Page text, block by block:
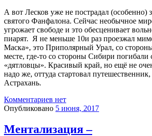
А вот Лесков уже не пострадал (особенно)
святого Фанфалона. Сейчас необычное
угрожает свободе и это обесценивает
пиарят. Я не меньше 10и раз проезжал
Маска», это Приполярный Урал, со
месте, где-то со стороны Сибири
«дятловцы». Красивый край, но ещё не
надо же, оттуда стартовал
Астрахань.
Комментариев нет
Опубликовано 5 июня, 2017
Ментализация –